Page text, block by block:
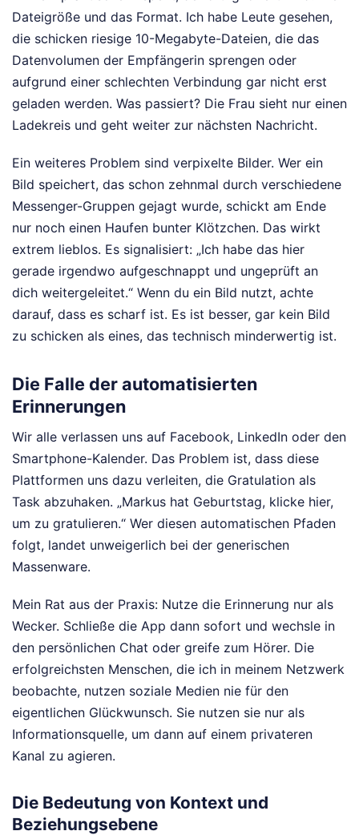
Dateigröße und das Format. Ich habe Leute gesehen,
die schicken riesige 10-Megabyte-Dateien, die das
Datenvolumen der Empfängerin sprengen oder
aufgrund einer schlechten Verbindung gar nicht erst
geladen werden. Was passiert? Die Frau sieht nur einen
Ladekreis und geht weiter zur nächsten Nachricht.
Ein weiteres Problem sind verpixelte Bilder. Wer ein
Bild speichert, das schon zehnmal durch verschiedene
Messenger-Gruppen gejagt wurde, schickt am Ende
nur noch einen Haufen bunter Klötzchen. Das wirkt
extrem lieblos. Es signalisiert: „Ich habe das hier
gerade irgendwo aufgeschnappt und ungeprüft an
dich weitergeleitet.“ Wenn du ein Bild nutzt, achte
darauf, dass es scharf ist. Es ist besser, gar kein Bild
zu schicken als eines, das technisch minderwertig ist.
Die Falle der automatisierten
Erinnerungen
Wir alle verlassen uns auf Facebook, LinkedIn oder den
Smartphone-Kalender. Das Problem ist, dass diese
Plattformen uns dazu verleiten, die Gratulation als
Task abzuhaken. „Markus hat Geburtstag, klicke hier,
um zu gratulieren.“ Wer diesen automatischen Pfaden
folgt, landet unweigerlich bei der generischen
Massenware.
Mein Rat aus der Praxis: Nutze die Erinnerung nur als
Wecker. Schließe die App dann sofort und wechsle in
den persönlichen Chat oder greife zum Hörer. Die
erfolgreichsten Menschen, die ich in meinem Netzwerk
beobachte, nutzen soziale Medien nie für den
eigentlichen Glückwunsch. Sie nutzen sie nur als
Informationsquelle, um dann auf einem privateren
Kanal zu agieren.
Die Bedeutung von Kontext und
Beziehungsebene